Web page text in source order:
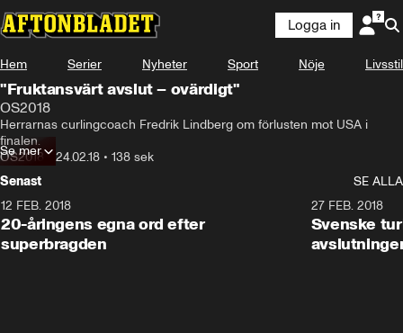
Logga in
Hem Serier Nyheter Sport Nöje Livsstil
"Fruktansvärt avslut – ovärdigt"
OS2018
Herrarnas curlingcoach Fredrik Lindberg om förlusten mot USA i
finalen.
OS2018• 24.02.18 • 138 sek
Se mer
Senast
SE ALLA
12 FEB. 2018
20-åringens egna ord efter
superbragden
27 FEB. 2018
Svenske